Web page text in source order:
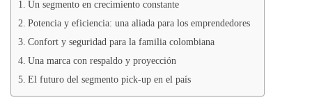
Un segmento en crecimiento constante
Potencia y eficiencia: una aliada para los emprendedores
Confort y seguridad para la familia colombiana
Una marca con respaldo y proyección
El futuro del segmento pick-up en el país